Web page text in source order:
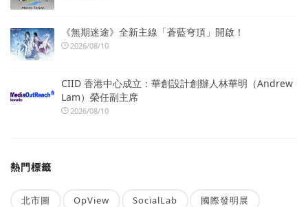
《無期迷途》全新主線「蒼藍穹頂」開啟！
2026/08/10
CIID 香港中心成立：華創設計創辦人林華明（Andrew
Lam）榮任副主席
2026/08/10
熱門標籤
北市圖 OpView SocialLab 國際發明展